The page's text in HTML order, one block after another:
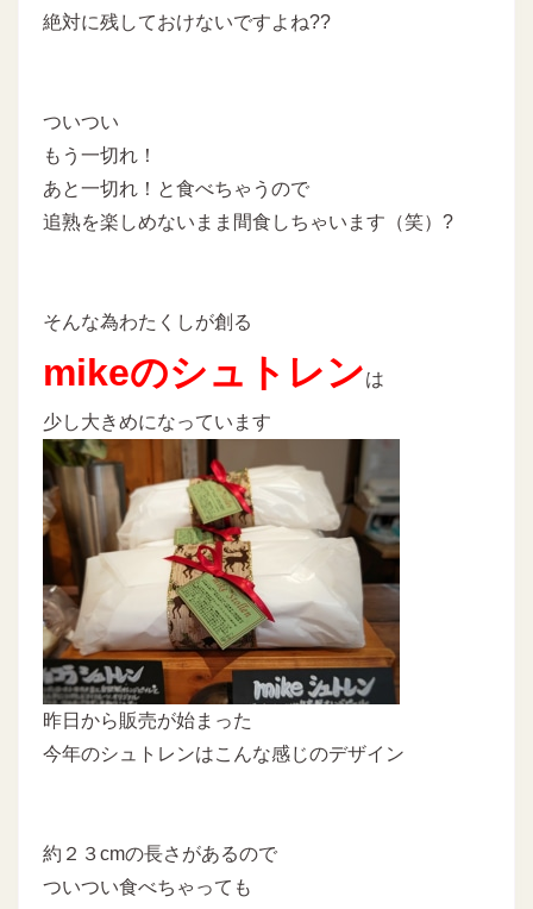
絶対に残しておけないですよね??
ついつい
もう一切れ！
あと一切れ！と食べちゃうので
追熟を楽しめないまま間食しちゃいます（笑）?
そんな為わたくしが創る
mikeのシュトレンは
少し大きめになっています
昨日から販売が始まった
今年のシュトレンはこんな感じのデザイン
約２３cmの長さがあるので
ついつい食べちゃっても